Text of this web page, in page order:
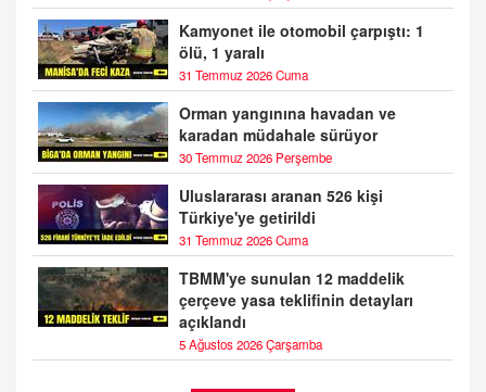
Kamyonet ile otomobil çarpıştı: 1
ölü, 1 yaralı
31 Temmuz 2026 Cuma
Orman yangınına havadan ve
karadan müdahale sürüyor
30 Temmuz 2026 Perşembe
Uluslararası aranan 526 kişi
Türkiye'ye getirildi
31 Temmuz 2026 Cuma
TBMM'ye sunulan 12 maddelik
çerçeve yasa teklifinin detayları
açıklandı
5 Ağustos 2026 Çarşamba